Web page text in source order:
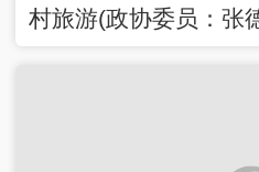
村旅游(政协委员：张